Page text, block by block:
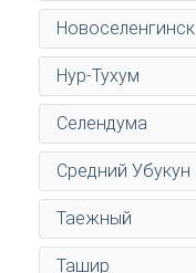
Новоселенгинск
Нур-Тухум
Селендума
Средний Убукун
Таежный
Ташир